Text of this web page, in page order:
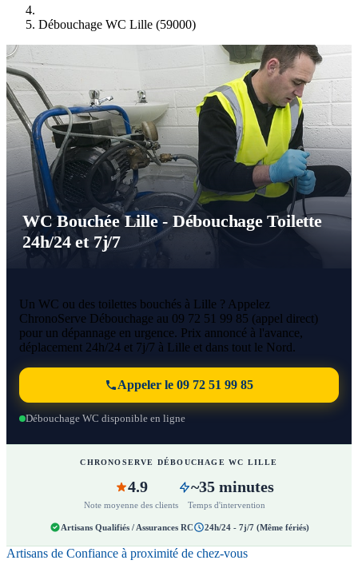
Débouchage WC Lille (59000)
WC Bouchée Lille - Débouchage Toilette
24h/24 et 7j/7
Un WC ou des toilettes bouchés à Lille ? Appelez
ChronoServe Débouchage au 09 72 51 99 85 (appel direct)
pour un dépannage en urgence. Prix annoncé à l'avance,
déplacement 24h/24 et 7j/7 à Lille et dans tout le Nord.
Appeler le 09 72 51 99 85
Débouchage WC disponible en ligne
CHRONOSERVE DÉBOUCHAGE WC LILLE
4.9
Note moyenne des clients
~35 minutes
Temps d'intervention
Artisans Qualifiés / Assurances RC 24h/24 - 7j/7 (Même fériés)
Artisans de Confiance à proximité de chez-vous